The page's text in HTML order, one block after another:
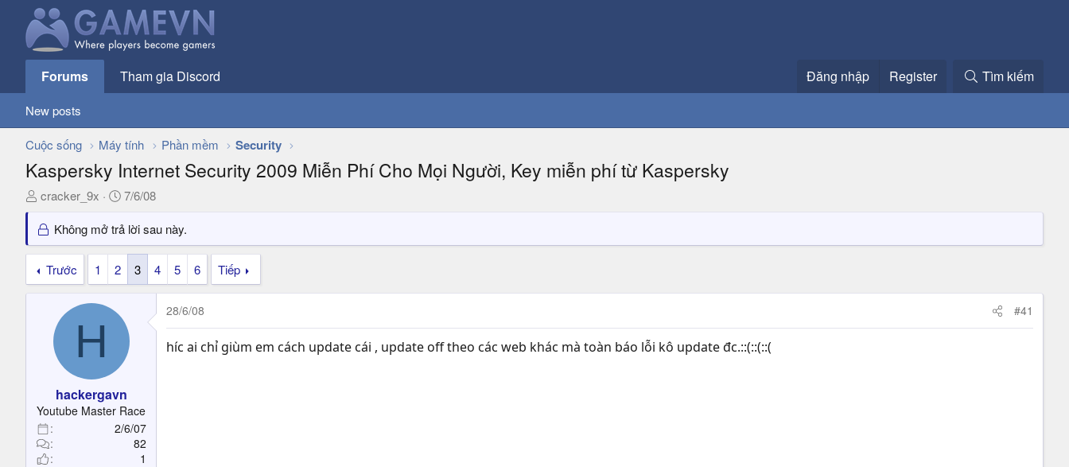
Forums Tham gia Discord Đăng nhập Register Tìm kiếm
New posts
Cuộc sống Máy tính Phần mềm Security
Kaspersky Internet Security 2009 Miễn Phí Cho Mọi Người, Key miễn phí từ Kaspersky
T
r
e
cracker_9x
N
à
y
7/6/08
Không mở trả lời sau này.
Trước 1 2 3 4 5 6 Tiếp
H
hackergavn
Youtube Master Race
2/6/07
82
1
28/6/08 #41
híc ai chỉ giùm em cách update cái , update off theo các web khác mà toàn báo lỗi kô update đc.::(::(::(